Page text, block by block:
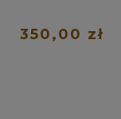
350,00 zł